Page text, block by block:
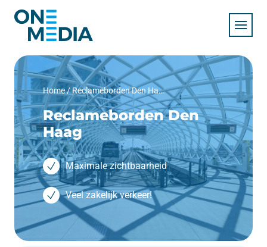
Home/ Reclameborden Den Haag
Reclameborden Den
Haag
Maximale zichtbaarheid
Veel zakelijk verkeer!